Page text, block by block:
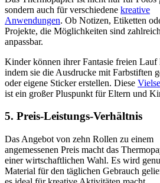
sondern auch für verschiedene kreative
Anwendungen. Ob Notizen, Etiketten
Projekte, die Möglichkeiten sind
anpassbar.
Kinder können ihrer Fantasie freien Lauf
indem sie die Ausdrucke mit Farbstiften
oder eigene Sticker erstellen. Diese
ist ein großer Pluspunkt für Eltern und
5. Preis-Leistungs-Verhältnis
Das Angebot von zehn Rollen zu einem
angemessenen Preis macht das
einer wirtschaftlichen Wahl. Es wird
Material für den täglichen Gebrauch